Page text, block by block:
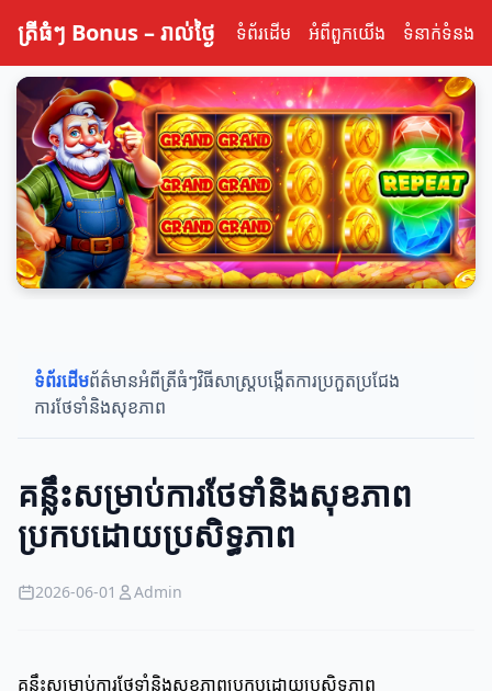
ត្រីធំៗ Bonus – រាល់ថ្ងៃ ទំព័រដើម អំពីពួកយើង ទំនាក់ទំនង
ទំព័រដើមព័ត៌មានអំពីត្រីធំៗវិធីសាស្រ្តបង្កើតការប្រកួតប្រជែង
ការថែទាំនិងសុខភាព
គន្លឹះសម្រាប់ការថែទាំនិងសុខភាព
ប្រកបដោយប្រសិទ្ធភាព
2026-06-01 Admin
គន្លឹះសម្រាប់ការថែទាំនិងសុខភាពប្រកបដោយប្រសិទ្ធភាព